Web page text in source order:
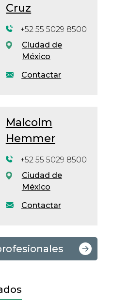
Cruz
Contactar
+52 55 5029 8500
Ciudad de
México
Malcolm
Hemmer
Contactar
+52 55 5029 8500
Ciudad de
México